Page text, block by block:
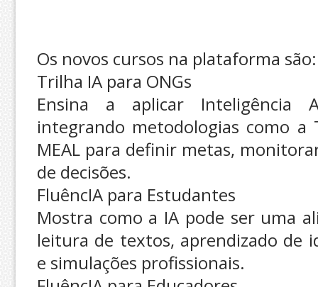
Os novos cursos na plataforma são:
Trilha IA para ONGs
Ensina a aplicar Inteligência
integrando metodologias como
MEAL para definir metas,
de decisões.
FluêncIA para Estudantes
Mostra como a IA pode ser uma
leitura de textos, aprendizado de
e simulações profissionais.